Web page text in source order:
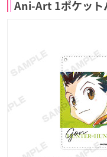
Ani-Art 1ポケット